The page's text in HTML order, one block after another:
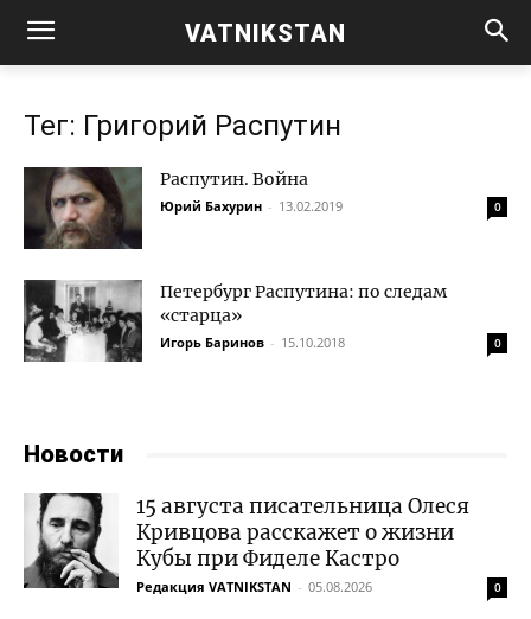
VATNIKSTAN
Тег: Григорий Распутин
Распутин. Война
Юрий Бахурин - 13.02.2019 0
Петербург Распутина: по следам
«старца»
Игорь Баринов - 15.10.2018 0
Новости
15 августа писательница Олеся
Кривцова расскажет о жизни
Кубы при Фиделе Кастро
Редакция VATNIKSTAN - 05.08.2026 0